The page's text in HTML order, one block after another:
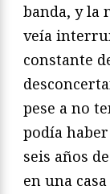
banda, y la
veía
constante
pese a no
podía
seis años
en una